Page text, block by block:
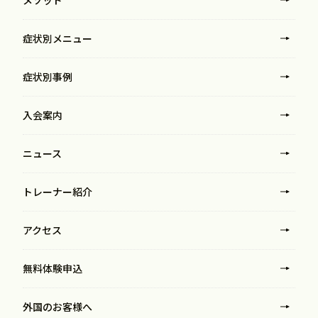
症状別メニュー
症状別事例
入会案内
ニュース
トレーナー紹介
アクセス
無料体験申込
外国のお客様へ